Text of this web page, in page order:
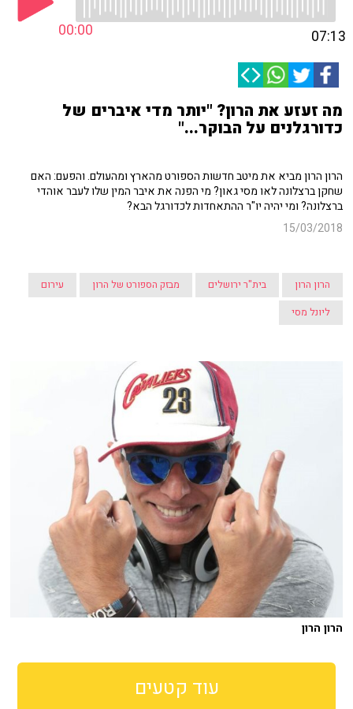
00:00 07:13
מה זעזע את הרון? "יותר מדי איברים של
כדורגלנים על הבוקר..."
הרון הרון מביא את מיטב חדשות הספורט מהארץ ומהעולם. והפעם: האם
שחקן ברצלונה לאו מסי גאון? מי הפנה את איבר המין שלו לעבר אוהדי
ברצלונה? ומי יהיה יו"ר ההתאחדות לכדורגל הבא?
15/03/2018
הרון הרון בית"ר ירושלים מבזק הספורט של הרון
עירום
ליונל מסי
הרון הרון
עוד קטעים